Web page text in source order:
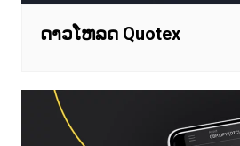
ດາວໂຫລດ Quotex